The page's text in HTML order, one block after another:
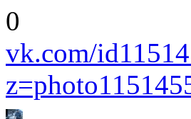
0
vk.com/